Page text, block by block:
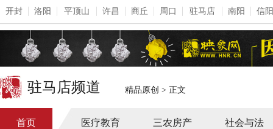
开封 洛阳 平顶山 许昌 商丘 周口 驻马店 南阳 信阳
驻马店频道 精品原创 > 正文
首页 医疗教育 三农房产 社会与法